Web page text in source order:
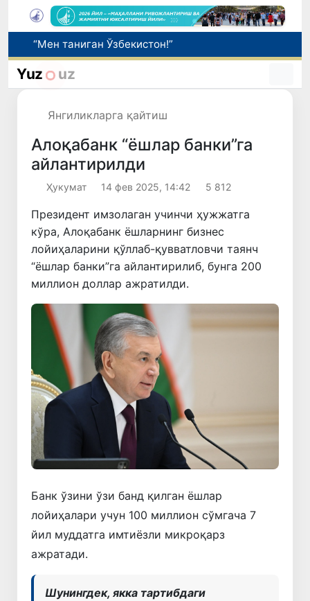
Ўзбекистонда зилзила содир бўлди
“Мен таниган Ўзбекистон!”
Yuz uz
Янгиликларга қайтиш
Алоқабанк “ёшлар банки”га
айлантирилди
Ҳукумат 14 фев 2025, 14:42 5 812
Президент имзолаган учинчи ҳужжатга
кўра, Алоқабанк ёшларнинг бизнес
лойиҳаларини қўллаб-қувватловчи таянч
“ёшлар банки”га айлантирилиб, бунга 200
миллион доллар ажратилди.
Банк ўзини ўзи банд қилган ёшлар
лойиҳалари учун 100 миллион сўмгача 7
йил муддатга имтиёзли микроқарз
ажратади.
Шунингдек, якка тартибдаги